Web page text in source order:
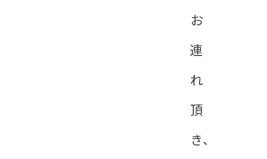
お
連
れ
頂
き、